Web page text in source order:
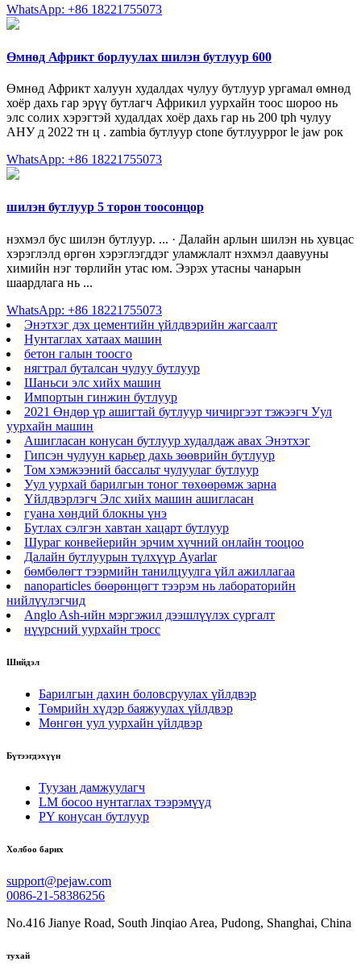
WhatsApp: +86 18221755073
Өмнөд Африкт борлуулах шилэн бутлуур 600
Өмнөд Африкт халуун худалдах чулуу бутлуур ургамал өмнөд
хоёр дахь гар эрүү бутлагч Африкил уурхайн тоос шороо нь
элс солих хэрэгтэй худалдах хоёр дахь гар нь 200 tph чулуу
АНУ д 2022 тн ц . zambia бутлуур ctone бутлуурpor le jaw рок
WhatsApp: +86 18221755073
шилэн бутлуур 5 торон тоосонцор
нэхмэл бус шилэн бутлуур. ... · Далайн арлын шилэн нь хувцас
хэрэглэлд өргөн хэрэглэгддэг уламжлалт нэхмэл даавууны
химийн нэг төрлийн утас юм. Ээрэх утасны чанарын
шаардлага нь ...
WhatsApp: +86 18221755073
Энэтхэг дэх цементийн үйлдвэрийн жагсаалт
Нунтаглах хатаах машин
бетон галын тоосго
нягтрал буталсан чулуу бутлуур
Шаньси элс хийх машин
Импортын гинжин бутлуур
2021 Өндөр үр ашигтай бутлуур чичиргээт тэжээгч Уул
уурхайн машин
Ашигласан конусан бутлуур худалдаж авах Энэтхэг
Гипсэн чулуун карьер дахь зөөврийн бутлуур
Том хэмжээний бассальт чулуулаг бутлуур
Уул уурхай барилгын тоног төхөөрөмж зарна
Үйлдвэрлэгч Элс хийх машин ашигласан
гуана хөндий блокны үнэ
Бутлах сэлгэн хавтан хацарт бутлуур
Шураг конвейерийн эрчим хүчний онлайн тооцоо
Далайн бутлуурын түлхүүр Ayarlar
бөмбөлөгт тээрмийн танилцуулга үйл ажиллагаа
nanoparticles бөөрөнцөгт тээрэм нь лабораторийн
нийлүүлэгчид
Anglo Ash-ийн мэргэжил дээшлүүлэх сургалт
нүүрсний уурхайн тросс
Шийдэл
Барилгын дахин боловсруулах үйлдвэр
Төмрийн хүдэр баяжуулах үйлдвэр
Мөнгөн уул уурхайн үйлдвэр
Бүтээгдэхүүн
Туузан дамжуулагч
LM босоо нунтаглах тээрэмүүд
PY конусан бутлуур
Холбоо барих
support@pejaw.com
0086-21-58386256
No.416 Jianye Road, South Jinqiao Area, Pudong, Shanghai, China
тухай